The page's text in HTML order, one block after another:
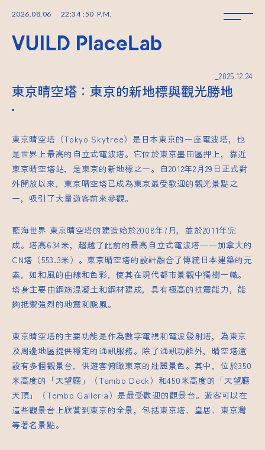
2026.08.06 22:34 :50 P.M.
_2025.12.24
東京晴空塔：東京的新地標與觀光勝地
東京晴空塔（Tokyo Skytree）是日本東京的一座電波塔，也
是世界上最高的自立式電波塔。它位於東京墨田區押上，靠近
東京晴空塔站，是東京的新地標之一。自2012年2月29日正式對
外開放以來，東京晴空塔已成為東京最受歡迎的觀光景點之
一，吸引了大量遊客前來參觀。
藍海世界 東京晴空塔的建造始於2008年7月，並於2011年完
成。塔高634米，超越了此前的最高自立式電波塔——加拿大的
CN塔（553.3米）。東京晴空塔的設計融合了傳統日本建築的元
素，如和風的曲線和色彩，使其在現代都市景觀中獨樹一幟。
塔身主要由鋼筋混凝土和鋼材建成，具有極高的抗震能力，能
夠抵禦強烈的地震和颱風。
東京晴空塔的主要功能是作為數字電視和電波發射塔，為東京
及周邊地區提供穩定的通訊服務。除了通訊功能外，晴空塔還
設有多個觀景台，供遊客俯瞰東京的壯麗景色。其中，位於350
米高度的「天望廳」（Tembo Deck）和450米高度的「天望廳
天頂」（Tembo Galleria）是最受歡迎的觀景台。遊客可以在
這些觀景台上欣賞到東京的全景，包括東京塔、皇居、東京灣
等著名景點。